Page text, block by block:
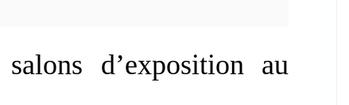
d’exposition au